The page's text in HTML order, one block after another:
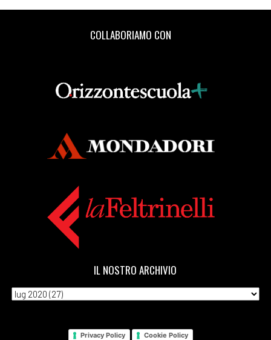
COLLABORIAMO CON
IL NOSTRO ARCHIVIO
Privacy Policy Cookie Policy